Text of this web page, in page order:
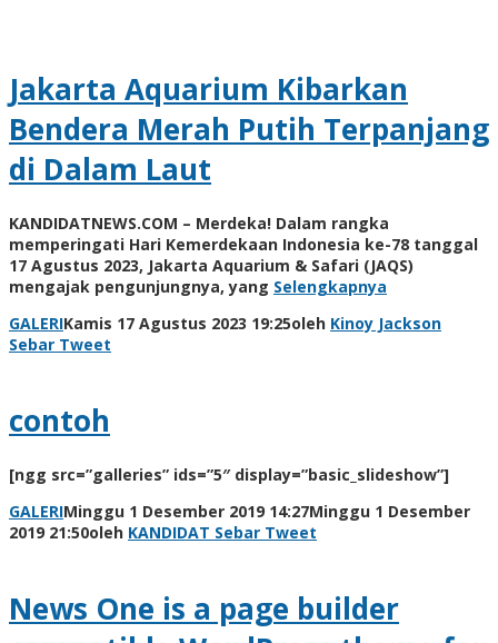
Jakarta Aquarium Kibarkan
Bendera Merah Putih Terpanjang
di Dalam Laut
KANDIDATNEWS.COM – Merdeka! Dalam rangka
memperingati Hari Kemerdekaan Indonesia ke-78 tanggal
17 Agustus 2023, Jakarta Aquarium & Safari (JAQS)
mengajak pengunjungnya, yang Selengkapnya
GALERIKamis 17 Agustus 2023 19:25oleh Kinoy Jackson
Sebar Tweet
contoh
[ngg src=”galleries” ids=”5″ display=”basic_slideshow”]
GALERIMinggu 1 Desember 2019 14:27Minggu 1 Desember
2019 21:50oleh KANDIDAT Sebar Tweet
News One is a page builder